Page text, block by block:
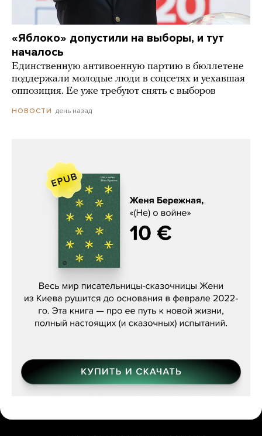
«Яблоко» допустили на выборы, и тут
началось
Единственную антивоенную партию в бюллетене
поддержали молодые люди в соцсетях и уехавшая
оппозиция. Ее уже требуют снять с выборов
НОВОСТИ день назад
Женя Бережная, «(Не) о войне»